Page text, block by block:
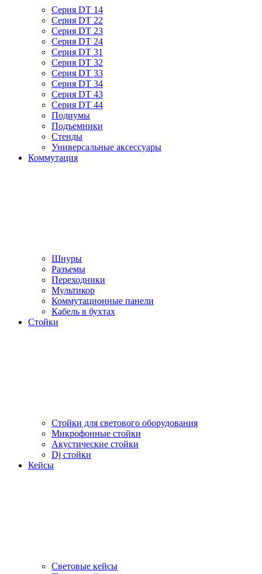
Серия DT 14
Серия DT 22
Серия DT 23
Серия DT 24
Серия DT 31
Серия DT 32
Серия DT 33
Серия DT 34
Серия DT 43
Серия DT 44
Подиумы
Подъемники
Стенды
Универсальные аксессуары
Коммутация
Шнуры
Разъемы
Переходники
Мультикор
Коммутационные панели
Кабель в бухтах
Стойки
Стойки для светового оборудования
Микрофонные стойки
Акустические стойки
Dj стойки
Кейсы
Световые кейсы